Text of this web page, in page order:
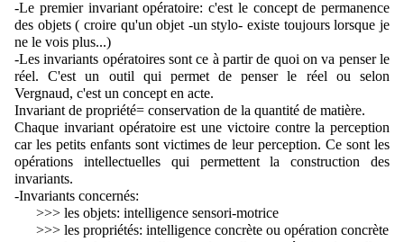
-Le premier invariant opératoire: c'est le concept de permanence
des objets ( croire qu'un objet -un stylo- existe toujours lorsque je
ne le vois plus...)
-Les invariants opératoires sont ce à partir de quoi on va penser le
réel. C'est un outil qui permet de penser le réel ou selon
Vergnaud, c'est un concept en acte.
Invariant de propriété= conservation de la quantité de matière.
Chaque invariant opératoire est une victoire contre la perception
car les petits enfants sont victimes de leur perception. Ce sont les
opérations intellectuelles qui permettent la construction des
invariants.
-Invariants concernés:
>>> les objets: intelligence sensori-motrice
>>> les propriétés: intelligence concrète ou opération concrète